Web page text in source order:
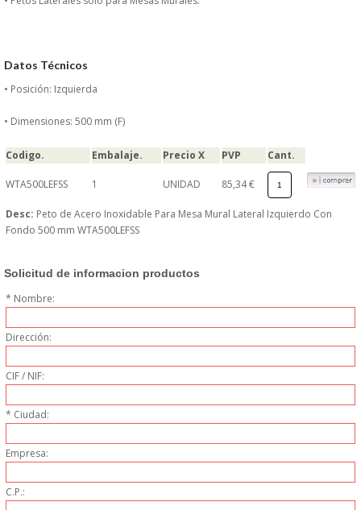
COMPLEMENTOS DE BA�O
COMPLEMENTOS DE MESA
ELECTRODOM�STICOS
LIMPIEZA
MAQUINARIA CALIENTE
MAQUINARIA DE
Datos Técnicos
• Posición: Izquierda
• Dimensiones: 500 mm (F)
Codigo. Embalaje. Precio X PVP Cant.
WTA500LEFSS 1 UNIDAD 85,34 €
Desc: Peto de Acero Inoxidable Para Mesa Mural Lateral Izquierdo Con
Fondo 500 mm WTA500LEFSS
Solicitud de informacion productos
* Nombre:
Dirección:
CIF / NIF:
* Ciudad:
Empresa:
C.P.: